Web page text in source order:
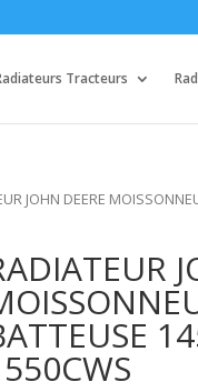
Tracteurs
JOHN DEERE